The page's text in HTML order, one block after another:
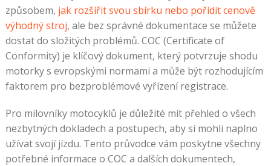
způsobem, jak rozšířit svou sbírku nebo pořídit cenově
výhodný stroj, ale bez správné dokumentace se můžete
dostat do složitých problémů. COC (Certificate of
Conformity) je klíčový dokument, který potvrzuje shodu
motorky s evropskými normami a může být rozhodujícím
faktorem pro bezproblémové vyřízení registrace.
Pro milovníky motocyklů je důležité mít přehled o všech
nezbytných dokladech a postupech, aby si mohli naplno
užívat svojí jízdu. Tento průvodce vám poskytne všechny
potřebné informace o COC a dalších dokumentech,